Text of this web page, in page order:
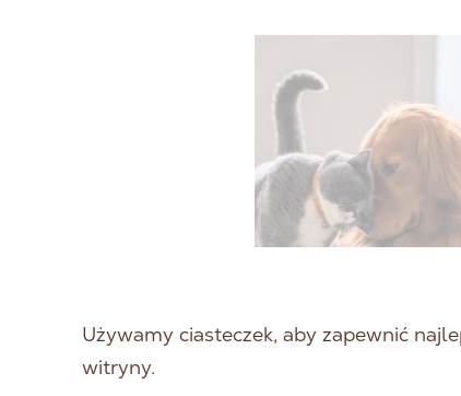
Używamy ciasteczek, aby zapewnić
witryny.